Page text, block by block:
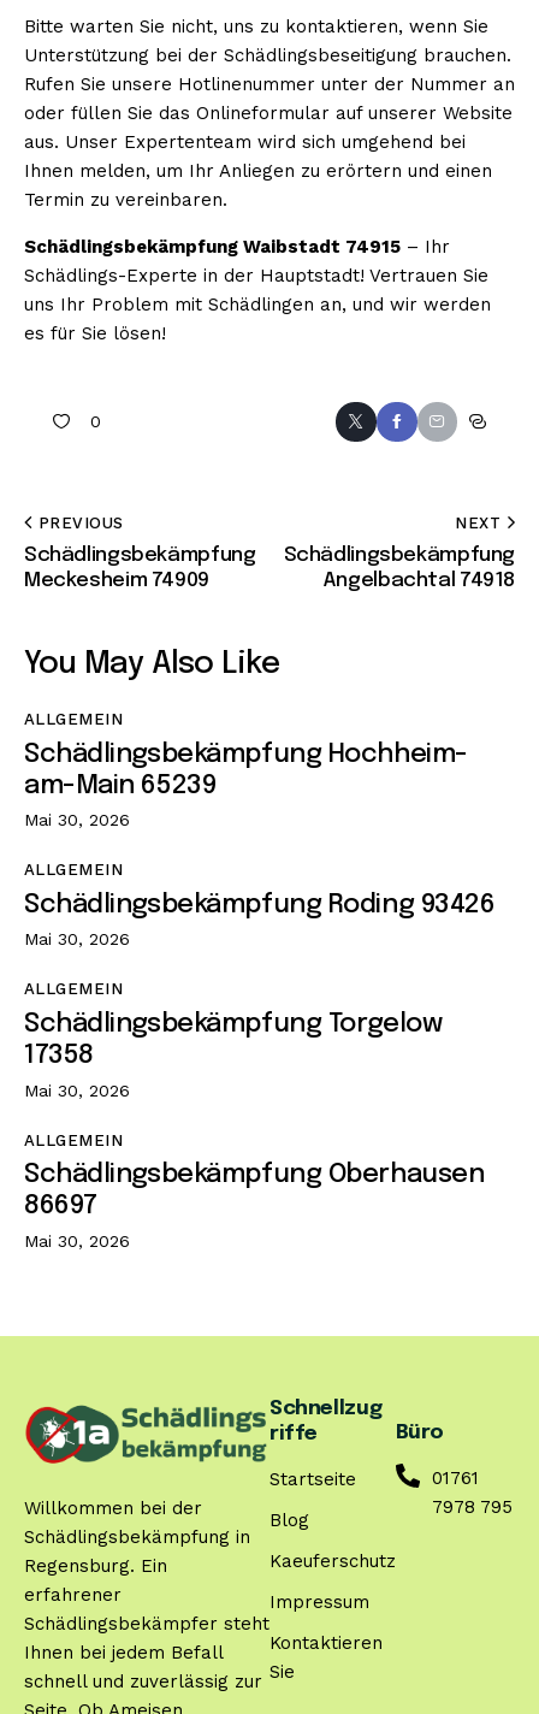
Bitte warten Sie nicht, uns zu kontaktieren, wenn Sie
Unterstützung bei der Schädlingsbeseitigung brauchen.
Rufen Sie unsere Hotlinenummer unter der Nummer an
oder füllen Sie das Onlineformular auf unserer Website
aus. Unser Expertenteam wird sich umgehend bei
Ihnen melden, um Ihr Anliegen zu erörtern und einen
Termin zu vereinbaren.
Schädlingsbekämpfung Waibstadt 74915 – Ihr
Schädlings-Experte in der Hauptstadt! Vertrauen Sie
uns Ihr Problem mit Schädlingen an, und wir werden
es für Sie lösen!
0
PREVIOUS
Schädlingsbekämpfung
Meckesheim 74909
NEXT
Schädlingsbekämpfung
Angelbachtal 74918
You May Also Like
ALLGEMEIN
Schädlingsbekämpfung Hochheim-
am-Main 65239
Mai 30, 2026
ALLGEMEIN
Schädlingsbekämpfung Roding 93426
Mai 30, 2026
ALLGEMEIN
Schädlingsbekämpfung Torgelow
17358
Mai 30, 2026
ALLGEMEIN
Schädlingsbekämpfung Oberhausen
86697
Mai 30, 2026
Willkommen bei der
Schädlingsbekämpfung in
Regensburg. Ein
erfahrener
Schädlingsbekämpfer steht
Ihnen bei jedem Befall
schnell und zuverlässig zur
Schnellzug
riffe
Startseite
Blog
Kaeuferschutz
Impressum
Kontaktieren
Sie
Büro
01761
7978 795